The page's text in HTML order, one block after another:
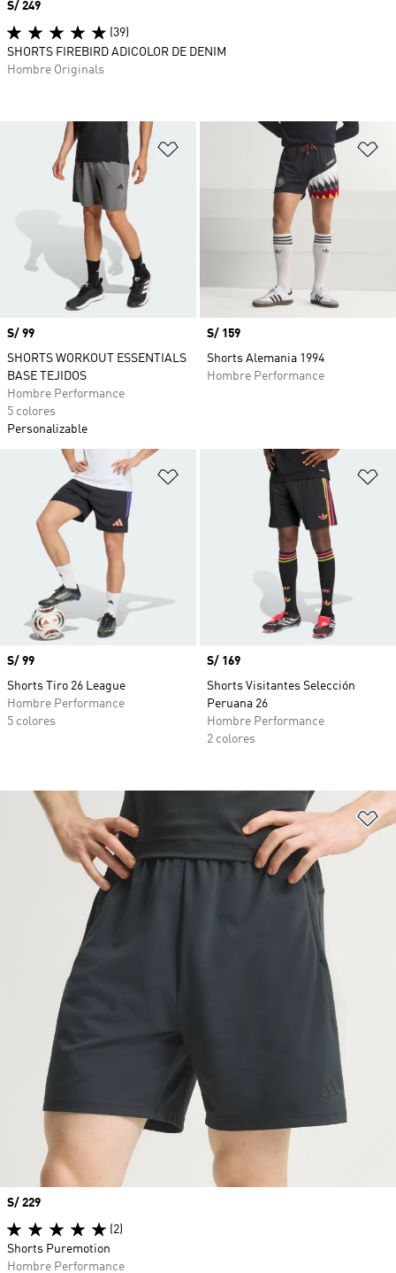
Añadir a la lista de deseos
Precio
S/ 99
SHORTS WORKOUT ESSENTIALS
BASE TEJIDOS
Hombre Performance
5 colores
Personalizable
Precio
S/ 159
Shorts Alemania 1994
Hombre Performance
Añadir a la lista de deseos
Precio
S/ 99
Shorts Tiro 26 League
Hombre Performance
5 colores
Precio
S/ 169
Shorts Visitantes Selección
Peruana 26
Hombre Performance
2 colores
Precio
S/ 249
(39)
SHORTS FIREBIRD ADICOLOR DE DENIM
Hombre Originals
Precio
S/ 229
(2)
Shorts Puremotion
Hombre Performance